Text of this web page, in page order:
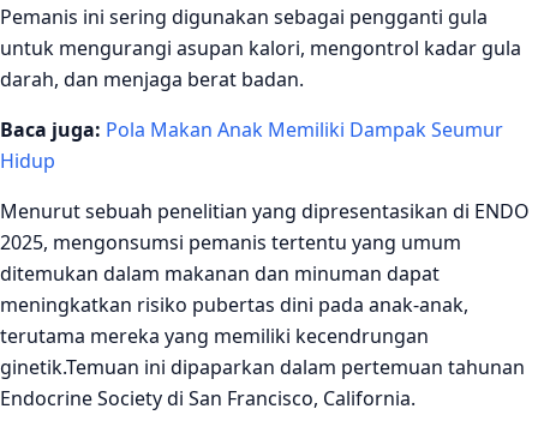
Pemanis ini sering digunakan sebagai pengganti gula
untuk mengurangi asupan kalori, mengontrol kadar gula
darah, dan menjaga berat badan.
Baca juga: Pola Makan Anak Memiliki Dampak Seumur
Hidup
Menurut sebuah penelitian yang dipresentasikan di ENDO
2025, mengonsumsi pemanis tertentu yang umum
ditemukan dalam makanan dan minuman dapat
meningkatkan risiko pubertas dini pada anak-anak,
terutama mereka yang memiliki kecendrungan
ginetik.Temuan ini dipaparkan dalam pertemuan tahunan
Endocrine Society di San Francisco, California.